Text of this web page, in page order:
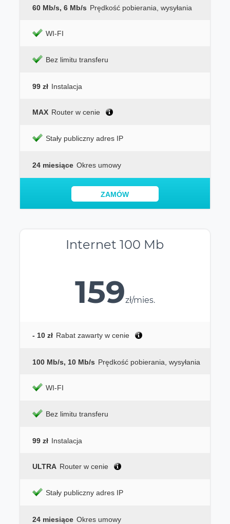
60 Mb/s, 6 Mb/s Prędkość pobierania, wysyłania
WI-FI
Bez limitu transferu
99 zł Instalacja
MAX Router w cenie
Stały publiczny adres IP
24 miesiące Okres umowy
ZAMÓW
Internet 100 Mb
159zł/mies.
- 10 zł Rabat zawarty w cenie
100 Mb/s, 10 Mb/s Prędkość pobierania, wysyłania
WI-FI
Bez limitu transferu
99 zł Instalacja
ULTRA Router w cenie
Stały publiczny adres IP
24 miesiące Okres umowy